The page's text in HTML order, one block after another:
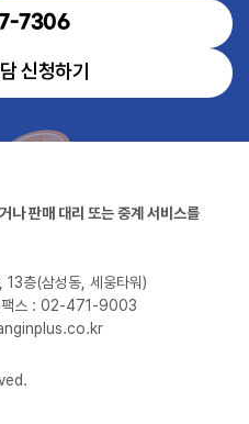
7306
신청하기
나 판매 대리 또는 중계 서비스를
층(삼성동, 세웅타워)
팩스 : 02-471-9003